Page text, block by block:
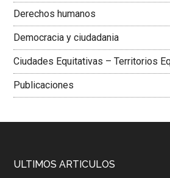
Derechos humanos
Democracia y ciudadania
Ciudades Equitativas – Territorios
Publicaciones
ULTIMOS ARTICULOS